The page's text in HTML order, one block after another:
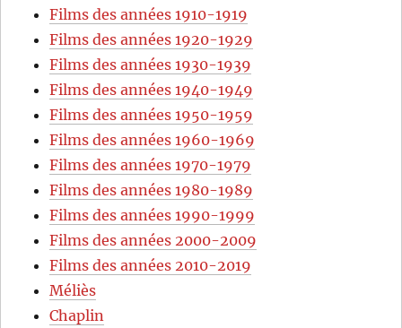
Films des années 1910-1919
Films des années 1920-1929
Films des années 1930-1939
Films des années 1940-1949
Films des années 1950-1959
Films des années 1960-1969
Films des années 1970-1979
Films des années 1980-1989
Films des années 1990-1999
Films des années 2000-2009
Films des années 2010-2019
Méliès
Chaplin